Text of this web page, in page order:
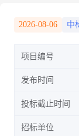
2026-08-06 中
项目编号
发布时间
投标截止时间
招标单位